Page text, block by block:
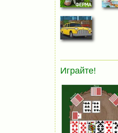
Играйте!